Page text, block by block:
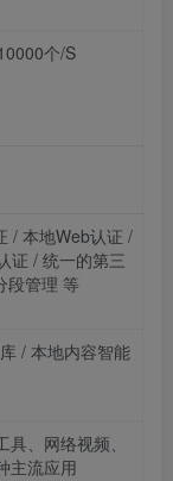
个/S
/ 本地Web认证 /
证 / 统一的第三
段管理 等
/ 本地内容智能
、网络视频、
主流应用